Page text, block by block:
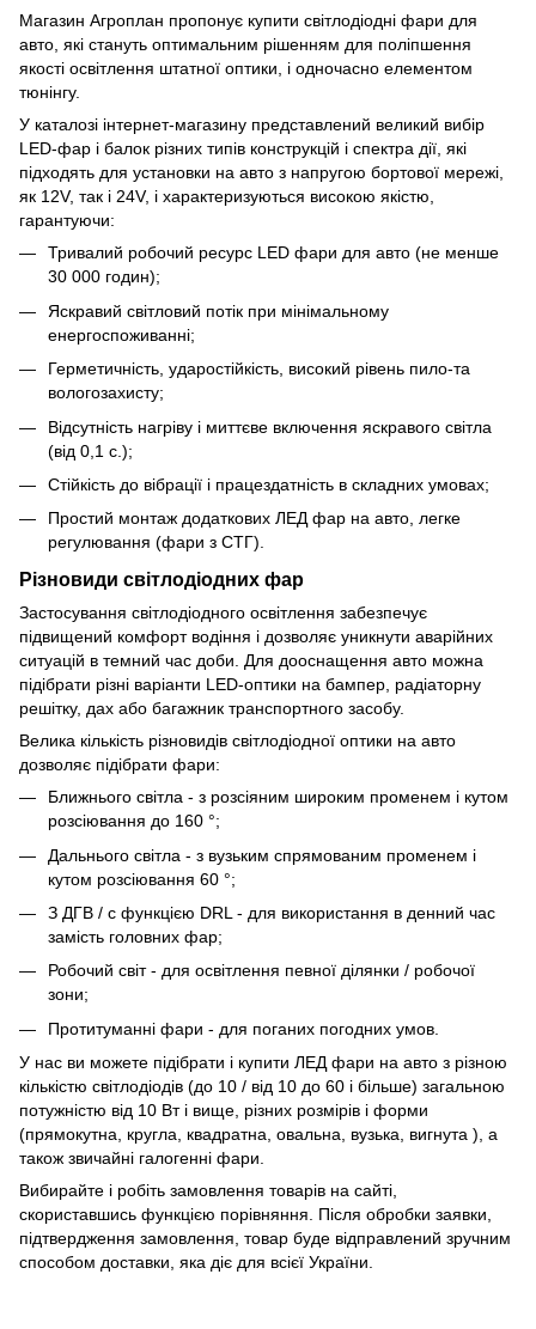
Магазин Агроплан пропонує купити світлодіодні фари для
авто, які стануть оптимальним рішенням для поліпшення
якості освітлення штатної оптики, і одночасно елементом
тюнінгу.
У каталозі інтернет-магазину представлений великий вибір
LED-фар і балок різних типів конструкцій і спектра дії, які
підходять для установки на авто з напругою бортової мережі,
як 12V, так і 24V, і характеризуються високою якістю,
гарантуючи:
Тривалий робочий ресурс LED фари для авто (не менше
30 000 годин);
Яскравий світловий потік при мінімальному
енергоспоживанні;
Герметичність, ударостійкість, високий рівень пило-та
вологозахисту;
Відсутність нагріву і миттєве включення яскравого світла
(від 0,1 с.);
Стійкість до вібрації і працездатність в складних умовах;
Простий монтаж додаткових ЛЕД фар на авто, легке
регулювання (фари з СТГ).
Різновиди світлодіодних фар
Застосування світлодіодного освітлення забезпечує
підвищений комфорт водіння і дозволяє уникнути аварійних
ситуацій в темний час доби. Для дооснащення авто можна
підібрати різні варіанти LED-оптики на бампер, радіаторну
решітку, дах або багажник транспортного засобу.
Велика кількість різновидів світлодіодної оптики на авто
дозволяє підібрати фари:
Ближнього світла - з розсіяним широким променем і кутом
розсіювання до 160 °;
Дальнього світла - з вузьким спрямованим променем і
кутом розсіювання 60 °;
З ДГВ / с функцією DRL - для використання в денний час
замість головних фар;
Робочий світ - для освітлення певної ділянки / робочої
зони;
Протитуманні фари - для поганих погодних умов.
У нас ви можете підібрати і купити ЛЕД фари на авто з різною
кількістю світлодіодів (до 10 / від 10 до 60 і більше) загальною
потужністю від 10 Вт і вище, різних розмірів і форми
(прямокутна, кругла, квадратна, овальна, вузька, вигнута ), а
також звичайні галогенні фари.
Вибирайте і робіть замовлення товарів на сайті,
скориставшись функцією порівняння. Після обробки заявки,
підтвердження замовлення, товар буде відправлений зручним
способом доставки, яка діє для всієї України.